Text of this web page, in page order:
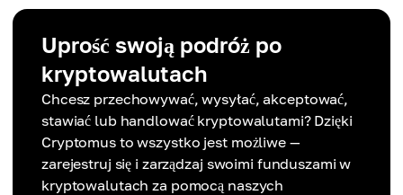
Uprość swoją podróż po
kryptowalutach
Chcesz przechowywać, wysyłać, akceptować,
stawiać lub handlować kryptowalutami? Dzięki
Cryptomus to wszystko jest możliwe —
zarejestruj się i zarządzaj swoimi funduszami w
kryptowalutach za pomocą naszych